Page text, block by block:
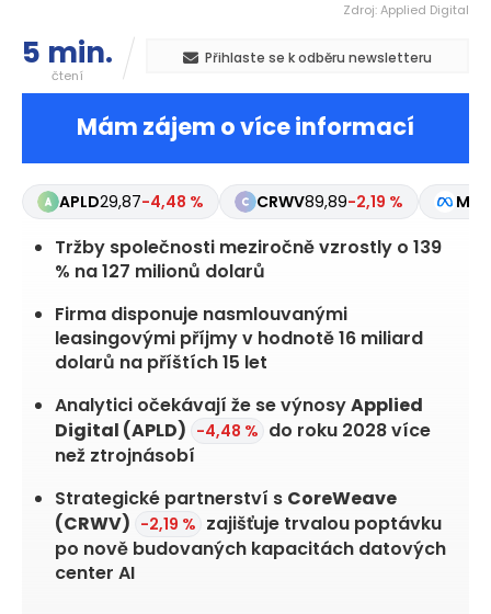
Zdroj: Applied Digital
5 min.
čtení
Přihlaste se k odběru newsletteru
Mám zájem o více informací
APLD29,87-4,48 % CRWV89,89-2,19 %
Tržby společnosti meziročně vzrostly o 139
% na 127 milionů dolarů
Firma disponuje nasmlouvanými
leasingovými příjmy v hodnotě 16 miliard
dolarů na příštích 15 let
Analytici očekávají že se výnosyApplied
Digital (APLD) -4,48 % do roku 2028 více
než ztrojnásobí
Strategické partnerství s CoreWeave
(CRWV) -2,19 % zajišťuje trvalou poptávku
po nově budovaných kapacitách datových
center AI